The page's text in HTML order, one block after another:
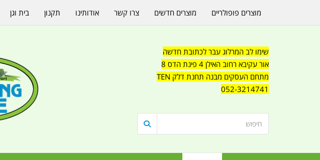
שימו לב המרלוג עבר לכתובת חדשה
אור עקיבא רחוב האילן 4 פינת הדס 8
מתחם העסקים מבנה תחנת דלק TEN
052-3214741
מוצרים פופולריים מוצרים חדשים צרו קשר אודותינו תקנון בית וגן